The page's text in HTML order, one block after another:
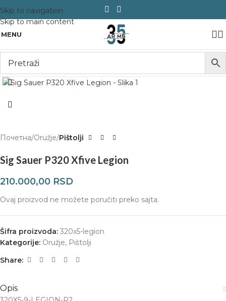
Skip to navigation
Skip to main content
MENU
Почетна Oružje Pištolji
Sig Sauer P320 Xfive Legion
210.000,00 RSD
Ovaj proizvod ne možete poručiti preko sajta.
Šifra proizvoda: 320x5-legion
Kategorije: Oružje, Pištolji
Share:
Opis